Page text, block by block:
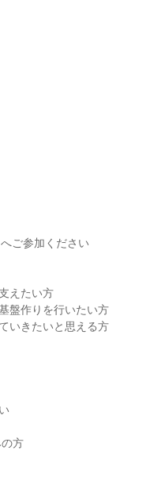
ご参加ください
えたい方
盤作りを行いたい方
いきたいと思える方
方